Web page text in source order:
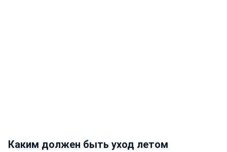
Каким должен быть уход летом